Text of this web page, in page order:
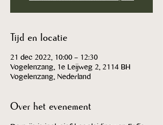
Tijd en locatie
21 dec 2022, 10:00 – 12:30
Vogelenzang, 1e Leijweg 2, 2114 BH
Vogelenzang, Nederland
Over het evenement